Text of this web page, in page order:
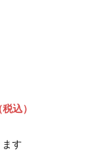
込）
す